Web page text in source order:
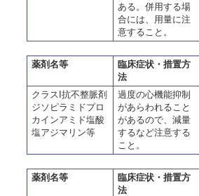
ある。併用する場
合には、用量に注
意すること。
薬剤名等
臨床症状・措置方
法
クラスI抗不整脈剤
ジソピラミドプロ
カインアミド塩酸
塩アジマリン等
過度の心機能抑制
があらわれること
があるので、減量
するなど注意する
こと。
薬剤名等
臨床症状・措置方
法